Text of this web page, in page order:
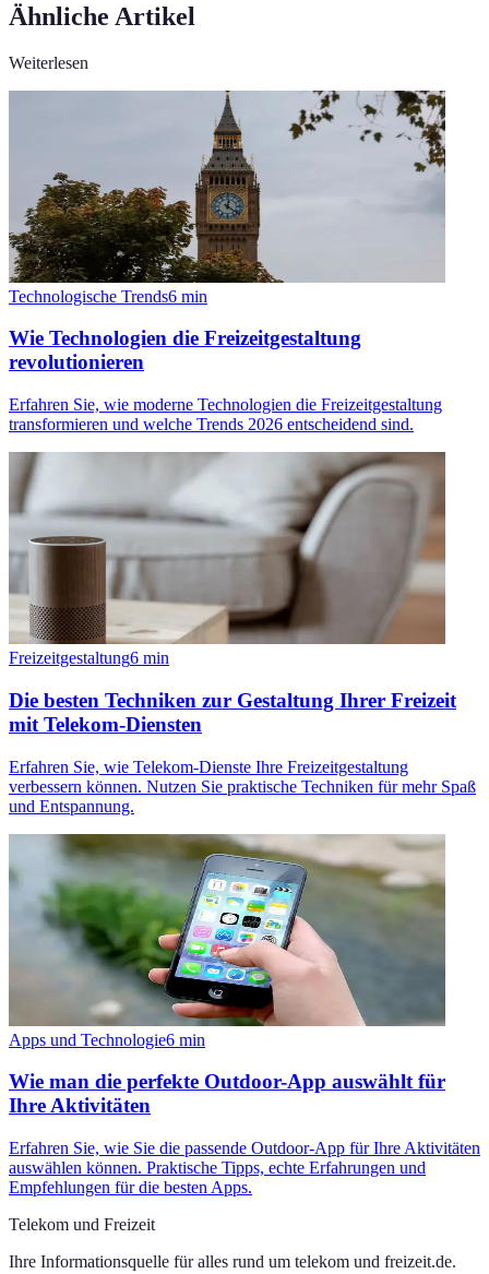
Ähnliche Artikel
Weiterlesen
Technologische Trends6 min
Wie Technologien die Freizeitgestaltung
revolutionieren
Erfahren Sie, wie moderne Technologien die Freizeitgestaltung
transformieren und welche Trends 2026 entscheidend sind.
Freizeitgestaltung6 min
Die besten Techniken zur Gestaltung Ihrer Freizeit
mit Telekom-Diensten
Erfahren Sie, wie Telekom-Dienste Ihre Freizeitgestaltung
verbessern können. Nutzen Sie praktische Techniken für mehr Spaß
und Entspannung.
Apps und Technologie6 min
Wie man die perfekte Outdoor-App auswählt für
Ihre Aktivitäten
Erfahren Sie, wie Sie die passende Outdoor-App für Ihre Aktivitäten
auswählen können. Praktische Tipps, echte Erfahrungen und
Empfehlungen für die besten Apps.
Telekom und Freizeit
Ihre Informationsquelle für alles rund um telekom und freizeit.de.